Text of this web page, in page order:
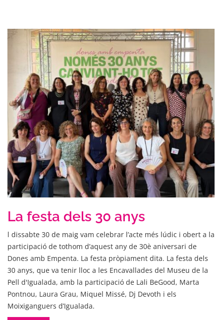
La festa dels 30 anys
l dissabte 30 de maig vam celebrar l’acte més lúdic i obert a la
participació de tothom d’aquest any de 30è aniversari de
Dones amb Empenta. La festa pròpiament dita. La festa dels
30 anys, que va tenir lloc a les Encavallades del Museu de la
Pell d'Igualada, amb la participació de Lali BeGood, Marta
Pontnou, Laura Grau, Miquel Missé, Dj Devoth i els
Moixiganguers d’Igualada.